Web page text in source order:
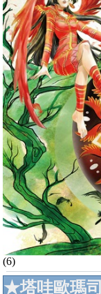
(6)
★塔哇歐瑪